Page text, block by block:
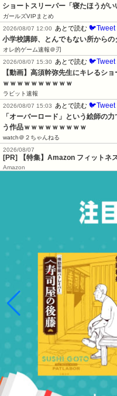
ショートスリーパー「寝たほうが
ガールズVIPまとめ
2026/08/07 12:00
あとで読む 🐦Tweet
小学校講師、とんでもない所から
オレ的ゲーム速報＠刃
2026/08/07 15:30
あとで読む 🐦Tweet
【動画】高須幹弥先生にキレるシ
ｗｗｗｗｗｗｗｗｗｗ
ラビット速報
2026/08/07 15:03
あとで読む 🐦Tweet
「オーバーロード」という絵師の
う作品ｗｗｗｗｗｗｗｗｗ
watch＠２ちゃんねる
2026/08/07
[PR] 【特集】Amazon フィットネ
Amazon